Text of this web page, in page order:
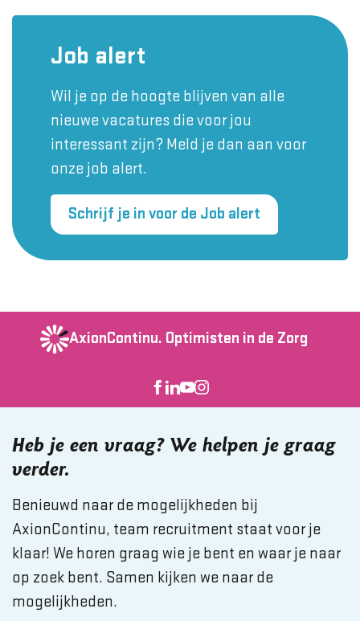
Job alert
Wil je op de hoogte blijven van alle
nieuwe vacatures die voor jou
interessant zijn? Meld je dan aan voor
onze job alert.
Schrijf je in voor de Job alert
AxionContinu. Optimisten in de Zorg
Heb je een vraag? We helpen je graag
verder.
Benieuwd naar de mogelijkheden bij
AxionContinu, team recruitment staat voor je
klaar! We horen graag wie je bent en waar je naar
op zoek bent. Samen kijken we naar de
mogelijkheden.